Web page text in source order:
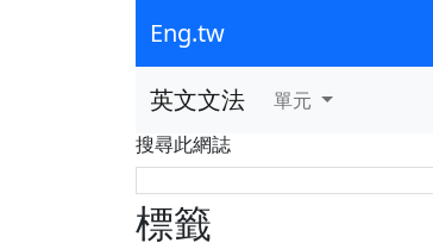
Eng.tw
英文文法
單元
搜尋此網誌
標籤